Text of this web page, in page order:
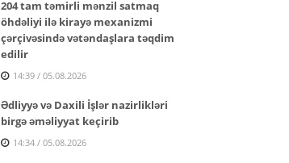
204 tam təmirli mənzil satmaq
öhdəliyi ilə kirayə mexanizmi
çərçivəsində vətəndaşlara təqdim
edilir
14:39 / 05.08.2026
Ədliyyə və Daxili İşlər nazirlikləri
birgə əməliyyat keçirib
14:34 / 05.08.2026